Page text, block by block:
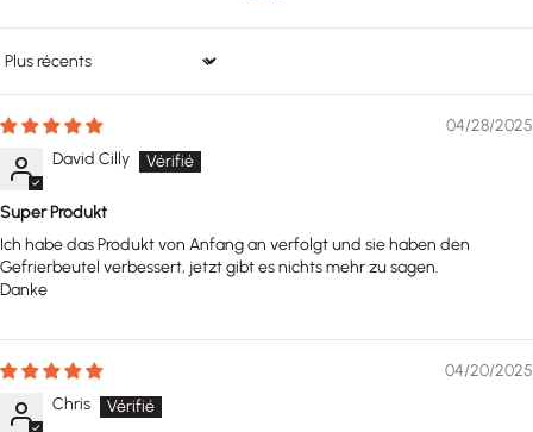
Sort by
04/28/2025
David Cilly
Super Produkt
Ich habe das Produkt von Anfang an verfolgt und sie haben den
Gefrierbeutel verbessert, jetzt gibt es nichts mehr zu sagen.
Danke
04/20/2025
Chris